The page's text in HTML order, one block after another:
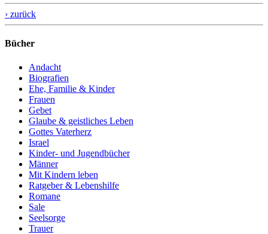
› zurück
Bücher
Andacht
Biografien
Ehe, Familie & Kinder
Frauen
Gebet
Glaube & geistliches Leben
Gottes Vaterherz
Israel
Kinder- und Jugendbücher
Männer
Mit Kindern leben
Ratgeber & Lebenshilfe
Romane
Sale
Seelsorge
Trauer